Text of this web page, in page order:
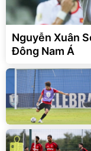
Nguyễn Xuân
Đông Nam Á